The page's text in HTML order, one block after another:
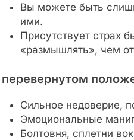
Вы можете быть
ими.
Присутствует страх
«размышлять», чем
Сильное недоверие,
Эмоциональные
Болтовня, сплетни